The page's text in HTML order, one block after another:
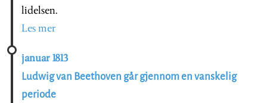
lidelsen.
Les mer
januar 1813
Ludwig van Beethoven går gjennom en vanskelig
periode